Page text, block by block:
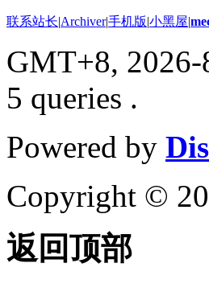
联系站长|Archiver|手机版|小黑屋|
GMT+8, 2026-
5 queries .
Powered by
Copyright ©
返回顶部